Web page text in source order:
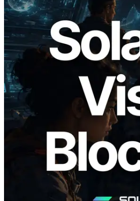
2026.05.24
Validators Solutions
Block Analyzer —
slot en de toegewezen
gevisualiseerd